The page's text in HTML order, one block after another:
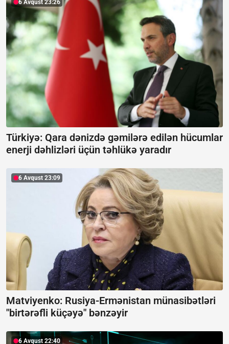
6 Avqust 23:26
Türkiyə: Qara dənizdə gəmilərə edilən hücumlar
enerji dəhlizləri üçün təhlükə yaradır
6 Avqust 23:09
Matviyenko: Rusiya-Ermənistan münasibətləri
"birtərəfli küçəyə" bənzəyir
6 Avqust 22:40